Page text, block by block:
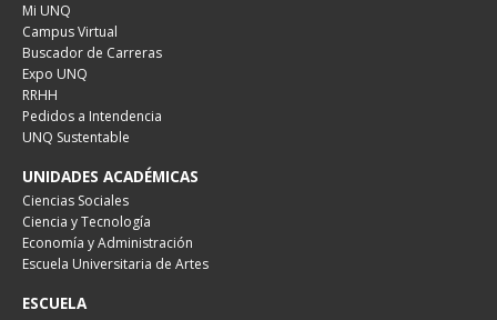
Mi UNQ
Campus Virtual
Buscador de Carreras
Expo UNQ
RRHH
Pedidos a Intendencia
UNQ Sustentable
UNIDADES ACADÉMICAS
Ciencias Sociales
Ciencia y Tecnología
Economía y Administración
Escuela Universitaria de Artes
ESCUELA